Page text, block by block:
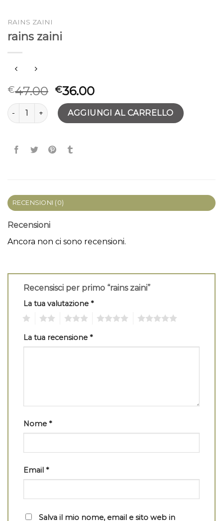
RAINS ZAINI
rains zaini
€47.00 €36.00
rains zaini quantitàAGGIUNGI AL CARRELLO
RECENSIONI (0)
Recensioni
Ancora non ci sono recensioni.
Recensisci per primo “rains zaini”
La tua valutazione *
La tua recensione *
Nome *
Email *
Salva il mio nome, email e sito web in